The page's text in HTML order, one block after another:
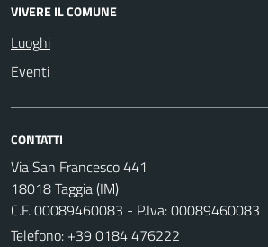
VIVERE IL COMUNE
Luoghi
Eventi
CONTATTI
Via San Francesco 441
18018 Taggia (IM)
C.F. 00089460083 - P.Iva: 00089460083
Telefono: +39 0184 476222